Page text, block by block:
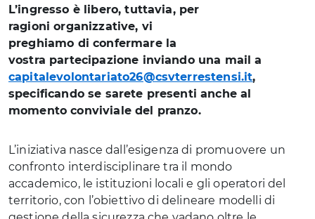
L’ingresso è libero, tuttavia, per
ragioni organizzative, vi
preghiamo di confermare la
vostra partecipazione inviando una mail a
capitalevolontariato26@csvterrestensi.it,
specificando se sarete presenti anche al
momento conviviale del pranzo.
L’iniziativa nasce dall’esigenza di promuovere un
confronto interdisciplinare tra il mondo
accademico, le istituzioni locali e gli operatori del
territorio, con l’obiettivo di delineare modelli di